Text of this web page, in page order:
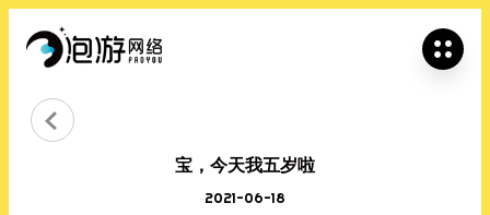

宝，今天我五岁啦
2021-06-18
